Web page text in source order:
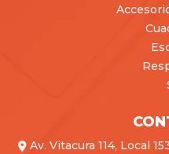
Av. Vitacura 114, Local